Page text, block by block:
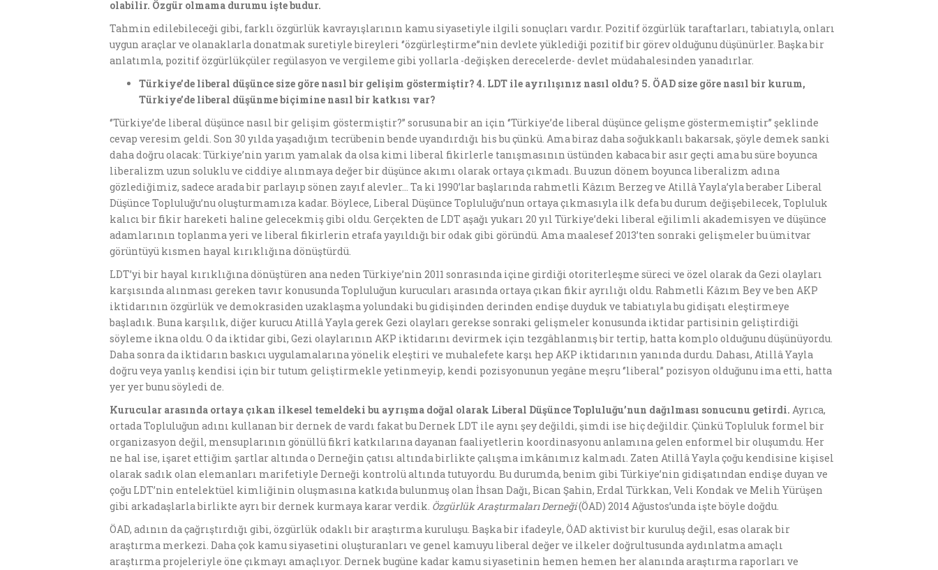
olabilir. Özgür olmama durumu işte budur.
Tahmin edilebileceği gibi, farklı özgürlük kavrayışlarının kamu siyasetiyle ilgili sonuçları vardır. Pozitif özgürlük taraftarları, tabiatıyla, onları
uygun araçlar ve olanaklarla donatmak suretiyle bireyleri ‘’özgürleştirme’’nin devlete yüklediği pozitif bir görev olduğunu düşünürler. Başka bir
anlatımla, pozitif özgürlükçüler regülasyon ve vergileme gibi yollarla -değişken derecelerde- devlet müdahalesinden yanadırlar.
Türkiye’de liberal düşünce size göre nasıl bir gelişim göstermiştir? 4. LDT ile ayrılışınız nasıl oldu? 5. ÖAD size göre nasıl bir kurum,
Türkiye’de liberal düşünme biçimine nasıl bir katkısı var?
‘’Türkiye’de liberal düşünce nasıl bir gelişim göstermiştir?’’ sorusuna bir an için ‘’Türkiye’de liberal düşünce gelişme göstermemiştir’’ şeklinde
cevap veresim geldi. Son 30 yılda yaşadığım tecrübenin bende uyandırdığı his bu çünkü. Ama biraz daha soğukkanlı bakarsak, şöyle demek sanki
daha doğru olacak: Türkiye’nin yarım yamalak da olsa kimi liberal fikirlerle tanışmasının üstünden kabaca bir asır geçti ama bu süre boyunca
liberalizm uzun soluklu ve ciddiye alınmaya değer bir düşünce akımı olarak ortaya çıkmadı. Bu uzun dönem boyunca liberalizm adına
gözlediğimiz, sadece arada bir parlayıp sönen zayıf alevler… Ta ki 1990’lar başlarında rahmetli Kâzım Berzeg ve Atillâ Yayla’yla beraber Liberal
Düşünce Topluluğu’nu oluşturmamıza kadar. Böylece, Liberal Düşünce Topluluğu’nun ortaya çıkmasıyla ilk defa bu durum değişebilecek, Topluluk
kalıcı bir fikir hareketi haline gelecekmiş gibi oldu. Gerçekten de LDT aşağı yukarı 20 yıl Türkiye’deki liberal eğilimli akademisyen ve düşünce
adamlarının toplanma yeri ve liberal fikirlerin etrafa yayıldığı bir odak gibi göründü. Ama maalesef 2013’ten sonraki gelişmeler bu ümitvar
görüntüyü kısmen hayal kırıklığına dönüştürdü.
LDT’yi bir hayal kırıklığına dönüştüren ana neden Türkiye’nin 2011 sonrasında içine girdiği otoriterleşme süreci ve özel olarak da Gezi olayları
karşısında alınması gereken tavır konusunda Topluluğun kurucuları arasında ortaya çıkan fikir ayrılığı oldu. Rahmetli Kâzım Bey ve ben AKP
iktidarının özgürlük ve demokrasiden uzaklaşma yolundaki bu gidişinden derinden endişe duyduk ve tabiatıyla bu gidişatı eleştirmeye
başladık. Buna karşılık, diğer kurucu Atillâ Yayla gerek Gezi olayları gerekse sonraki gelişmeler konusunda iktidar partisinin geliştirdiği
söyleme ikna oldu. O da iktidar gibi, Gezi olaylarının AKP iktidarını devirmek için tezgâhlanmış bir tertip, hatta komplo olduğunu düşünüyordu.
Daha sonra da iktidarın baskıcı uygulamalarına yönelik eleştiri ve muhalefete karşı hep AKP iktidarının yanında durdu. Dahası, Atillâ Yayla
doğru veya yanlış kendisi için bir tutum geliştirmekle yetinmeyip, kendi pozisyonunun yegâne meşru ‘’liberal’’ pozisyon olduğunu ima etti, hatta
yer yer bunu söyledi de.
Kurucular arasında ortaya çıkan ilkesel temeldeki bu ayrışma doğal olarak Liberal Düşünce Topluluğu’nun dağılması sonucunu getirdi. Ayrıca,
ortada Topluluğun adını kullanan bir dernek de vardı fakat bu Dernek LDT ile aynı şey değildi, şimdi ise hiç değildir. Çünkü Topluluk formel bir
organizasyon değil, mensuplarının gönüllü fikrî katkılarına dayanan faaliyetlerin koordinasyonu anlamına gelen enformel bir oluşumdu. Her
ne hal ise, işaret ettiğim şartlar altında o Derneğin çatısı altında birlikte çalışma imkânımız kalmadı. Zaten Atillâ Yayla çoğu kendisine kişisel
olarak sadık olan elemanları marifetiyle Derneği kontrolü altında tutuyordu. Bu durumda, benim gibi Türkiye’nin gidişatından endişe duyan ve
çoğu LDT’nin entelektüel kimliğinin oluşmasına katkıda bulunmuş olan İhsan Dağı, Bican Şahin, Erdal Türkkan, Veli Kondak ve Melih Yürüşen
gibi arkadaşlarla birlikte ayrı bir dernek kurmaya karar verdik. Özgürlük Araştırmaları Derneği(ÖAD) 2014 Ağustos’unda işte böyle doğdu.
ÖAD, adının da çağrıştırdığı gibi, özgürlük odaklı bir araştırma kuruluşu. Başka bir ifadeyle, ÖAD aktivist bir kuruluş değil, esas olarak bir
araştırma merkezi. Daha çok kamu siyasetini oluşturanları ve genel kamuyu liberal değer ve ilkeler doğrultusunda aydınlatma amaçlı
araştırma projeleriyle öne çıkmayı amaçlıyor. Dernek bugüne kadar kamu siyasetinin hemen hemen her alanında araştırma raporları ve